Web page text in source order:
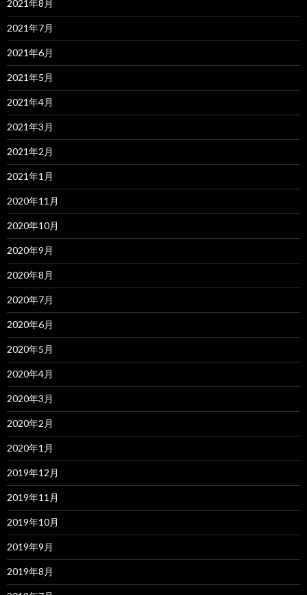
2021年8月
2021年7月
2021年6月
2021年5月
2021年4月
2021年3月
2021年2月
2021年1月
2020年11月
2020年10月
2020年9月
2020年8月
2020年7月
2020年6月
2020年5月
2020年4月
2020年3月
2020年2月
2020年1月
2019年12月
2019年11月
2019年10月
2019年9月
2019年8月